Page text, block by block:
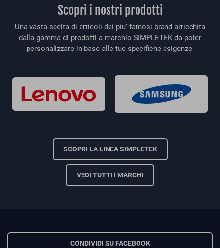
Scopri i nostri prodotti
Una vasta scelta di articoli dei piu’ famosi brand arricchita
dalla gamma di prodotti a marchio SIMPLETEK da poter
personalizzare in base alle tue specifiche esigenze!
SCOPRI LA LINEA SIMPLETEK
VEDI TUTTI I MARCHI
CONDIVIDI SU FACEBOOK